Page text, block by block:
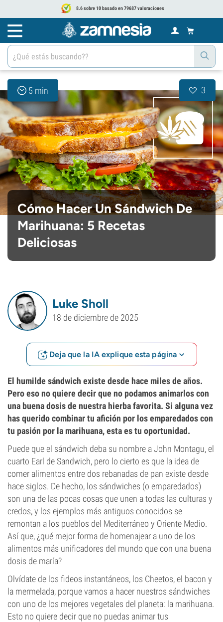
8.6 sobre 10 basado en 79687 valoraciones
5 min 3
Cómo Hacer Un Sándwich De
Marihuana: 5 Recetas
Deliciosas
Luke Sholl
18 de diciembre de 2025
Deja que la IA explique esta página
El humilde sándwich existe desde hace miles de años.
Pero eso no quiere decir que no podamos animarlos con
una buena dosis de nuestra hierba favorita. Si alguna vez
has querido combinar tu afición por los emparedados con
tu pasión por la marihuana, esta es tu oportunidad.
Puede que el sándwich deba su nombre a John Montagu, el
cuarto Earl de Sandwich, pero lo cierto es que la idea de
comer alimentos entre dos rebanadas de pan existe desde
hace siglos. De hecho, los sándwiches (o emparedados)
son una de las pocas cosas que unen a todas las culturas y
credos, y los ejemplos más antiguos conocidos se
remontan a los pueblos del Mediterráneo y Oriente Medio.
Así que, ¿qué mejor forma de homenajear a uno de los
alimentos más unificadores del mundo que con una buena
dosis de maría?
Olvídate de los fideos instantáneos, los Cheetos, el bacon y
la mermelada, porque vamos a hacer nuestros sándwiches
con uno de los mejores vegetales del planeta: la marihuana.
Esto no quiere decir que no puedas animar tus